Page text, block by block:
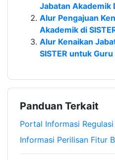
Jabatan Akademik
Alur Pengajuan
Akademik di
Alur Kenaikan
SISTER untuk
Panduan Terkait
Portal Informasi
Informasi Perilisan Fitur